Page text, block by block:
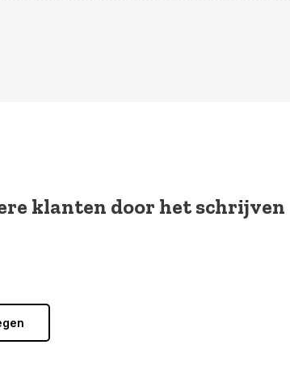
klanten door het schrijven